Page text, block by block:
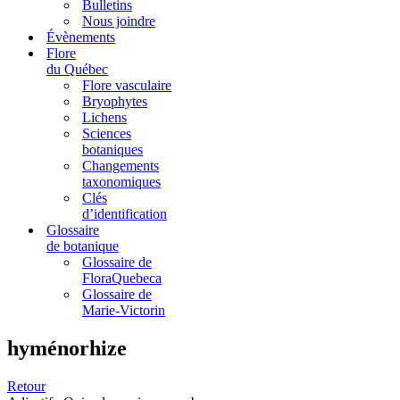
Bulletins
Nous joindre
Évènements
Flore
du Québec
Flore vasculaire
Bryophytes
Lichens
Sciences
botaniques
Changements
taxonomiques
Clés
d’identification
Glossaire
de botanique
Glossaire de
FloraQuebeca
Glossaire de
Marie-Victorin
hyménorhize
Retour